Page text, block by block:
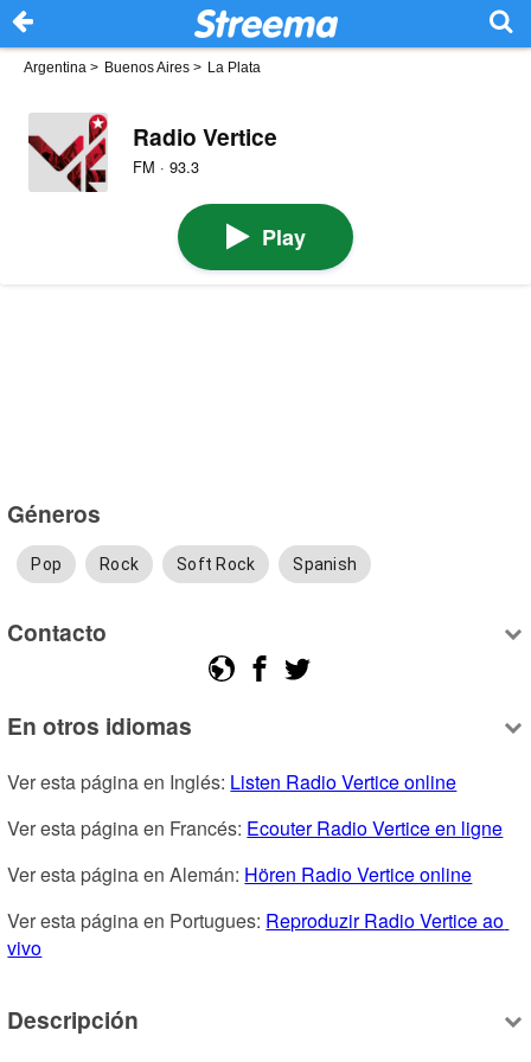
Argentina > Buenos Aires > La Plata
Radio Vertice
FM · 93.3
Play
Géneros
Pop Rock Soft Rock Spanish
Contacto
En otros idiomas
Ver esta página en Inglés: Listen Radio Vertice online
Ver esta página en Francés: Ecouter Radio Vertice en ligne
Ver esta página en Alemán: Hören Radio Vertice online
Ver esta página en Portugues: Reproduzir Radio Vertice ao
vivo
Descripción